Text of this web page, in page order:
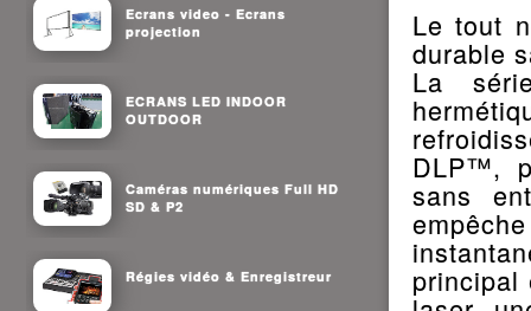
Ecrans video - Ecrans
projection
ECRANS LED INDOOR
OUTDOOR
Caméras numériques Full HD
SD & P2
Régies vidéo & Enregistreur
Le tout
durable
La
DLP™,
sans
principal